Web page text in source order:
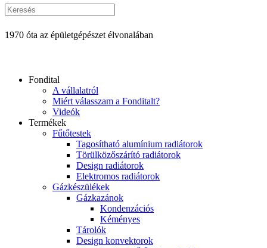
1970 óta az épületgépészet élvonalában
Fondital
A vállalatról
Miért válasszam a Fonditalt?
Videók
Termékek
Fűtőtestek
Tagosítható alumínium radiátorok
Törülközőszárító radiátorok
Design radiátorok
Elektromos radiátorok
Gázkészülékek
Gázkazánok
Kondenzációs
Kéményes
Tárolók
Design konvektorok